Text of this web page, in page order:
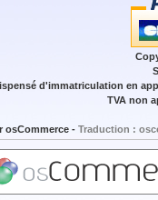
d'immatriculation en
TVA non
osCommerce- Traduction :